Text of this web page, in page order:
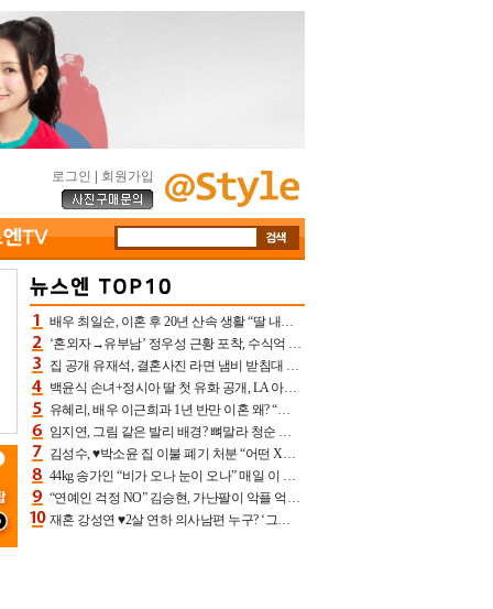
로그인 회원가입
배우 최일순, 이혼 후 20년 산속 생활 “딸 내가 버렸다고 원망‥맘 아파”(특종)[어제TV]
‘혼외자→유부남’ 정우성 근황 포착, 수식억 해킹 피해 후배 만났다 “존경하는”
집 공개 유재석, 결혼사진 라면 냄비 받침대 되고 분노‥가족사진도 피해(놀뭐)[어제TV]
백윤식 손녀+정시아 딸 첫 유화 공개, LA 아트쇼→서울국제조각페스타 작가다운 수준급 실력
유혜리, 배우 이근희과 1년 반만 이혼 왜? “식칼 꽂고 의자 던져” 충격 폭로(특종)[어제TV]
임지연, 그림 같은 발리 배경? 뼈말라 청순 비키니 핏에 상대 안 되네
김성수, ♥박소윤 집 이불 폐기 처분 “어떤 X이랑 썼을지 몰라” 질투(신랑수업2)[어제TV]
44kg 송가인 “비가 오나 눈이 오나” 매일 이 운동, 허벅지 근육량 상승+체지방 감소
“연예인 걱정 NO” 김승현, 가난팔이 악플 억울할만‥아내+딸과 日 여행
재혼 강성연 ♥2살 연하 의사남편 누구? ‘그알’ 자문의에 훈남 비주얼 초엘리트 스펙 [종합]